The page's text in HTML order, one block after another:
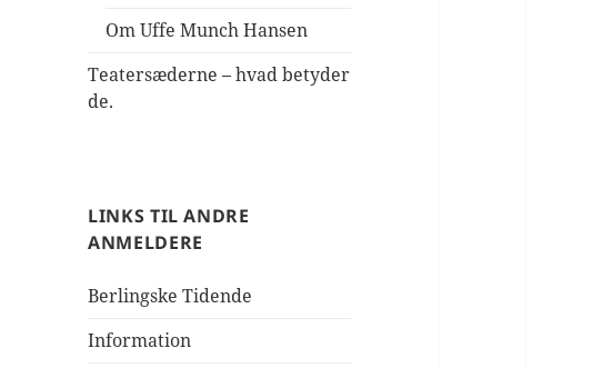
Om Uffe Munch Hansen
Teatersæderne – hvad betyder
de.
LINKS TIL ANDRE
ANMELDERE
Berlingske Tidende
Information